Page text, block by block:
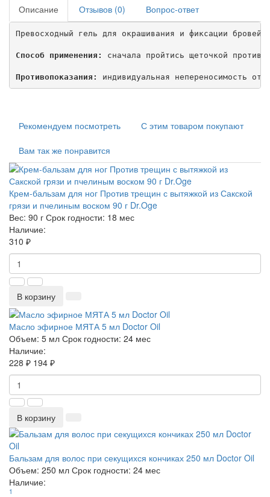
Описание Отзывов (0) Вопрос-ответ
Превосходный гель для окрашивания и фиксации
Способ применения: сначала пройтись щеточкой
Противопоказания: индивидуальная непереносимость
Рекомендуем посмотреть С этим товаром покупают
Вам так же понравится
Крем-бальзам для ног Против трещин с вытяжкой из Сакской
грязи и пчелиным воском 90 г Dr.Oge
Вес: 90 г Срок годности: 18 мес
Наличие:
310 ₽
В корзину
Масло эфирное МЯТА 5 мл Doctor Oil
Объем: 5 мл Срок годности: 24 мес
Наличие:
228 ₽ 194 ₽
В корзину
Бальзам для волос при секущихся кончиках 250 мл Doctor Oil
Объем: 250 мл Срок годности: 24 мес
Наличие:
1